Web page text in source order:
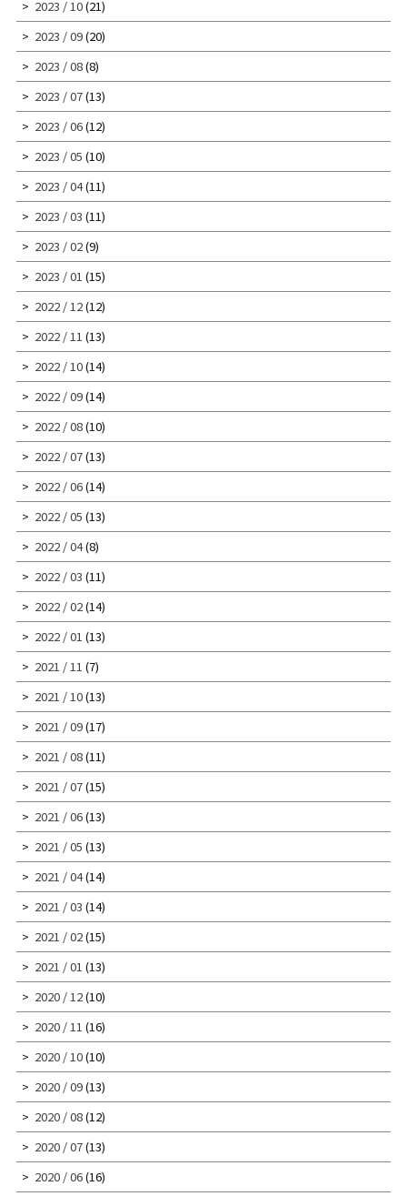
2023 / 10(21)
2023 / 09(20)
2023 / 08(8)
2023 / 07(13)
2023 / 06(12)
2023 / 05 (10)
2023 / 04(11)
2023 / 03 (11)
2023 / 02(9)
2023 / 01 (15)
2022 / 12(12)
2022 / 11 (13)
2022 / 10(14)
2022 / 09(14)
2022 / 08(10)
2022 / 07(13)
2022 / 06(14)
2022 / 05 (13)
2022 / 04(8)
2022 / 03 (11)
2022 / 02(14)
2022 / 01 (13)
2021 / 11 (7)
2021 / 10(13)
2021 / 09(17)
2021 / 08(11)
2021 / 07(15)
2021 / 06(13)
2021 / 05 (13)
2021 / 04(14)
2021 / 03 (14)
2021 / 02(15)
2021 / 01 (13)
2020 / 12(10)
2020 / 11 (16)
2020 / 10(10)
2020 / 09(13)
2020 / 08(12)
2020 / 07(13)
2020 / 06(16)